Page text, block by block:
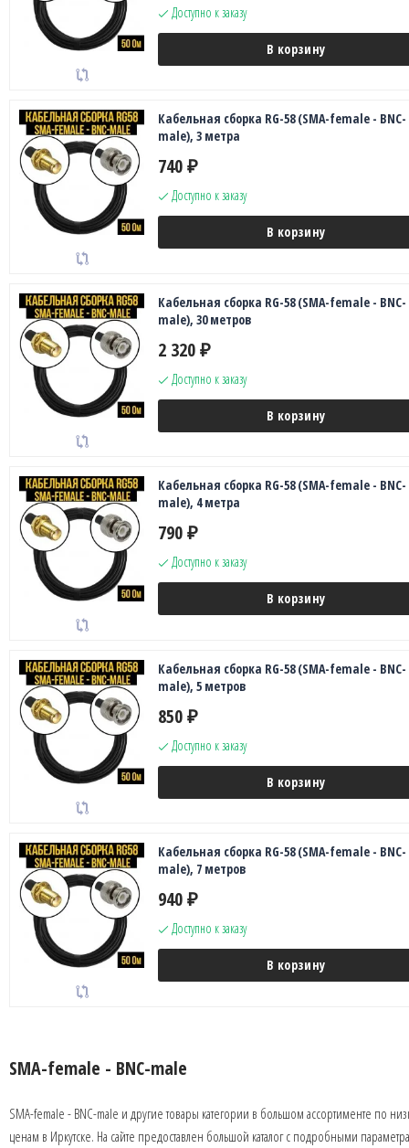
Доступно к заказу
В корзину
Кабельная сборка RG-58 (SMA-female - BNC-
male), 3 метра
740 ₽
Доступно к заказу
В корзину
Кабельная сборка RG-58 (SMA-female - BNC-
male), 30 метров
2 320 ₽
Доступно к заказу
В корзину
Кабельная сборка RG-58 (SMA-female - BNC-
male), 4 метра
790 ₽
Доступно к заказу
В корзину
Кабельная сборка RG-58 (SMA-female - BNC-
male), 5 метров
850 ₽
Доступно к заказу
В корзину
Кабельная сборка RG-58 (SMA-female - BNC-
male), 7 метров
940 ₽
Доступно к заказу
В корзину
SMA-female - BNC-male
SMA-female - BNC-male и другие товары категории в большом ассортименте по
ценам в Иркутске. На сайте предоставлен большой каталог с подробными